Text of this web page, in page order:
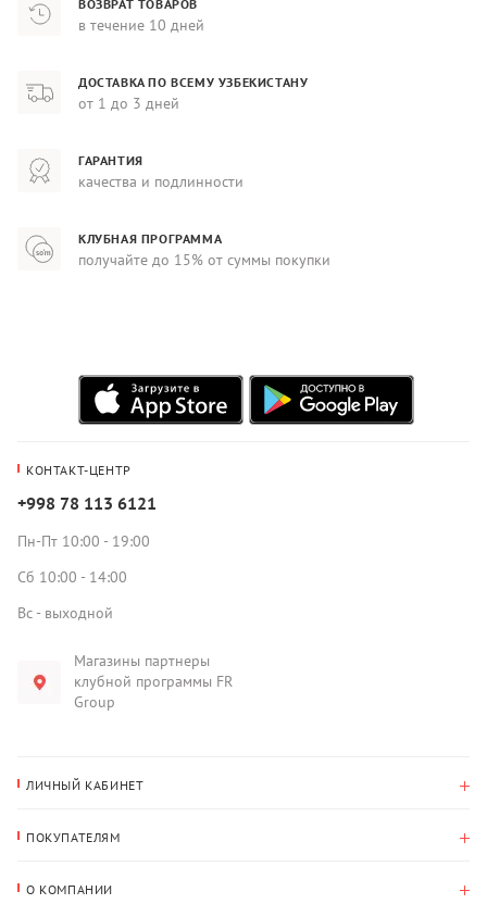
ВОЗВРАТ ТОВАРОВ
в течение 10 дней
ДОСТАВКА ПО ВСЕМУ УЗБЕКИСТАНУ
от 1 до 3 дней
ГАРАНТИЯ
качества и подлинности
КЛУБНАЯ ПРОГРАММА
получайте до 15% от суммы покупки
КОНТАКТ-ЦЕНТР
+998 78 113 6121
Пн-Пт 10:00 - 19:00
Сб 10:00 - 14:00
Вс - выходной
Магазины партнеры
клубной программы FR
Group
ЛИЧНЫЙ КАБИНЕТ
Адрес для доставки
ПОКУПАТЕЛЯМ
О КОМПАНИИ